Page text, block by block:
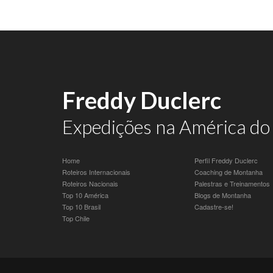
Freddy Duclerc
Expedições na América
Home
Roteiros Internacionais
Roteiros Nacionais
Top 10 América
Top 10 Brasil
Top Chile
Perfil Freddy Duclerc
Coaching de Montanha
Palestras e Treinamentos
Blogs de Montanha
Cadastre-se!